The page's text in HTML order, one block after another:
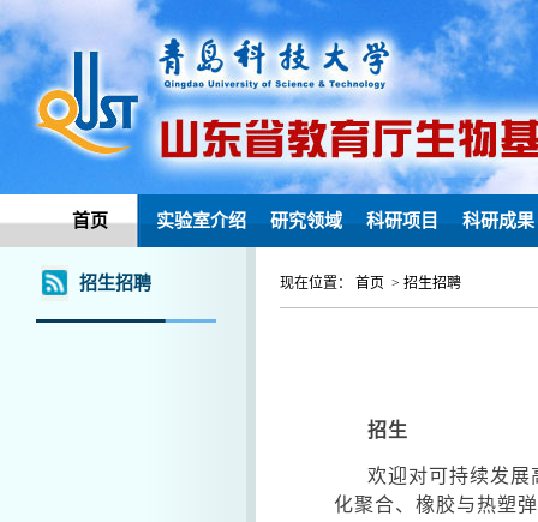
首页 实验室介绍 研究领域 科研项目 科研成果
招生招聘 现在位置： 首页 > 招生招聘
招生
欢迎对可持续发展
化聚合、橡胶与热塑